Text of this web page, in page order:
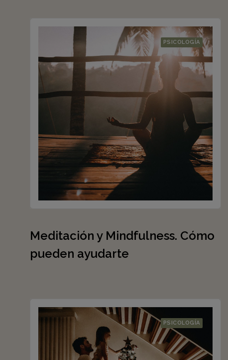
PSICOLOGÍA
Meditación y Mindfulness. Cómo
pueden ayudarte
PSICOLOGÍA